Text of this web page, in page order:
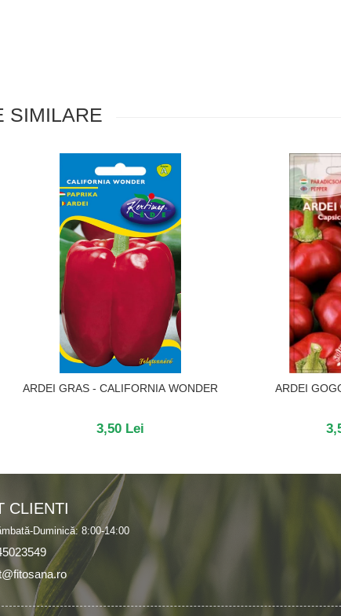
SIMILARE
ARDEI GRAS - CALIFORNIA WONDER
3,50 Lei
ARDEI
CLIENTI
Duminică: 8:00-14:00